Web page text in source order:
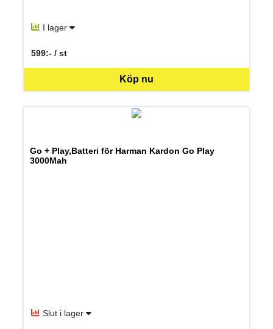
I lager
Köp nu
599:- / st
SEK per ST
Go + Play,Batteri för Harman Kardon Go Play
3000Mah
Slut i lager